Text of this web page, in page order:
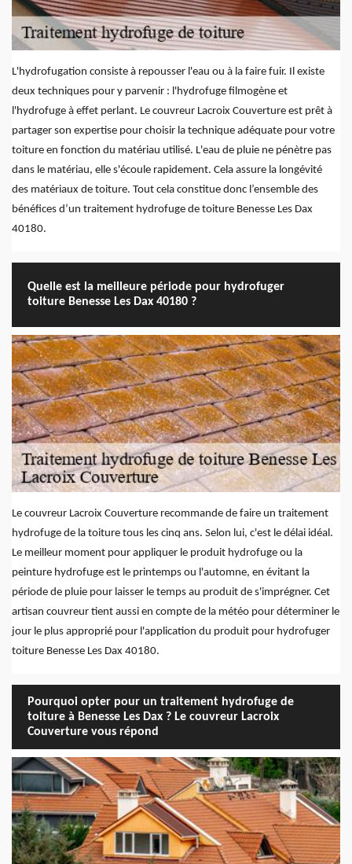
L'hydrofugation consiste à repousser l'eau ou à la faire fuir. Il existe
deux techniques pour y parvenir : l'hydrofuge filmogène et
l'hydrofuge à effet perlant. Le couvreur Lacroix Couverture est prêt à
partager son expertise pour choisir la technique adéquate pour votre
toiture en fonction du matériau utilisé. L'eau de pluie ne pénètre pas
dans le matériau, elle s'écoule rapidement. Cela assure la longévité
des matériaux de toiture. Tout cela constitue donc l’ensemble des
bénéfices d’un traitement hydrofuge de toiture Benesse Les Dax
40180.
Quelle est la meilleure période pour hydrofuger
toiture Benesse Les Dax 40180 ?
Le couvreur Lacroix Couverture recommande de faire un traitement
hydrofuge de la toiture tous les cinq ans. Selon lui, c'est le délai idéal.
Le meilleur moment pour appliquer le produit hydrofuge ou la
peinture hydrofuge est le printemps ou l'automne, en évitant la
période de pluie pour laisser le temps au produit de s'imprégner. Cet
artisan couvreur tient aussi en compte de la météo pour déterminer le
jour le plus approprié pour l'application du produit pour hydrofuger
toiture Benesse Les Dax 40180.
Pourquoi opter pour un traitement hydrofuge de
toiture à Benesse Les Dax ? Le couvreur Lacroix
Couverture vous répond